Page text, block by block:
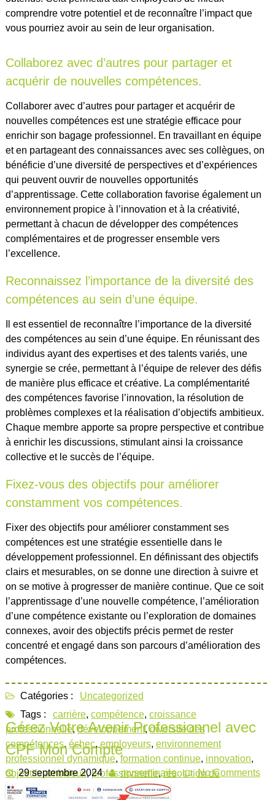
comprendre votre potentiel et de reconnaître l’impact que
vous pourriez avoir au sein de leur organisation.
Collaborez avec d’autres pour partager et
acquérir de nouvelles compétences.
Collaborer avec d’autres pour partager et acquérir de
nouvelles compétences est une stratégie efficace pour
enrichir son bagage professionnel. En travaillant en équipe
et en partageant des connaissances avec ses collègues, on
bénéficie d’une diversité de perspectives et d’expériences
qui peuvent ouvrir de nouvelles opportunités
d’apprentissage. Cette collaboration favorise également un
environnement propice à l’innovation et à la créativité,
permettant à chacun de développer des compétences
complémentaires et de progresser ensemble vers
l’excellence.
Reconnaissez l’importance de la diversité des
compétences au sein d’une équipe.
Il est essentiel de reconnaître l’importance de la diversité
des compétences au sein d’une équipe. En réunissant des
individus ayant des expertises et des talents variés, une
synergie se crée, permettant à l’équipe de relever des défis
de manière plus efficace et créative. La complémentarité
des compétences favorise l’innovation, la résolution de
problèmes complexes et la réalisation d’objectifs ambitieux.
Chaque membre apporte sa propre perspective et contribue
à enrichir les discussions, stimulant ainsi la croissance
collective et le succès de l’équipe.
Fixez-vous des objectifs pour améliorer
constamment vos compétences.
Fixer des objectifs pour améliorer constamment ses
compétences est une stratégie essentielle dans le
développement professionnel. En définissant des objectifs
clairs et mesurables, on se donne une direction à suivre et
on se motive à progresser de manière continue. Que ce soit
l’apprentissage d’une nouvelle compétence, l’amélioration
d’une compétence existante ou l’exploration de domaines
connexes, avoir des objectifs précis permet de rester
concentré et engagé dans son parcours d’amélioration des
compétences.
Catégories :
Uncategorized
Tags :
carrière, compétence, croissance
professionnelle,développement,diversité des
compétences, échec, employeurs, environnement
professionnel dynamique, formation continue, innovation,
objectifs ambitieux,professionnelle,résolution de
problèmes
réussite , valeur ajoutée
Gérez Votre Avenir Professionnel avec
CPF Mon Compte
29 septembre 2024 myseminaire No Comments